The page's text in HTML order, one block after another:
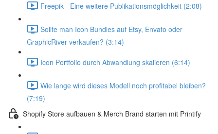
Freepik - Eine weitere Publikationsmöglichkeit (2:08)
Sollte man Icon Bundles auf Etsy, Envato oder
GraphicRiver verkaufen? (3:14)
Icon Portfolio durch Abwandlung skalieren (6:14)
Wie lange wird dieses Modell noch profitabel bleiben?
(7:19)
Shopify Store aufbauen & Merch Brand starten mit Printify